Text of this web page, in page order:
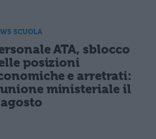
SCUOLA
ATA, sblocco
posizioni
e arretrati:
ministeriale il